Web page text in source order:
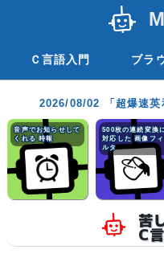
Ｃ言語入門 ブラ
2026/08/02 「超爆速英
音声でお知らせして
くれる 時報
500枚の連続変換
対応した 画像フィ
ルタ
苦
C